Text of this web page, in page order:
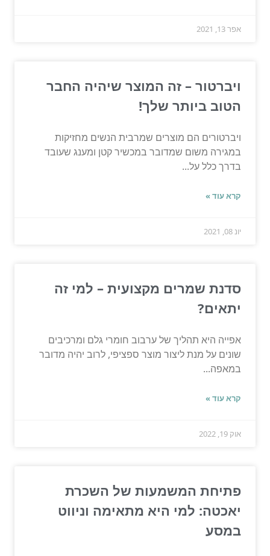
אפר 13, 2021
ויברטור – זה המוצר שיהיה החבר
הטוב ביותר שלך!
ויברטורים הם מוצרים שמרבית הנשים מחזיקות
במגירה משום שמדובר במכשיר קטן ומענג שעובד
בדרך כלל על...
קרא עוד »
יונ 08, 2021
סדנת שמרים מקצועית – למי זה
יתאים?
אפייה היא תהליך של ערבוב חומרי גלם ומרכיבים
שונים על מנת ליצור מוצר ספציפי, לרוב יהיה מדובר
במאפה...
קרא עוד »
אוק 19, 2022
פתיחת המשמעות של השכרת
יאכטה: למי היא מתאימה וניווט
במסע